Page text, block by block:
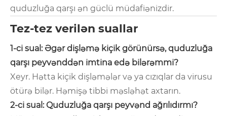
quduzluğa qarşı ən güclü müdafiənizdir.
Tez-tez verilən suallar
1-ci sual: Əgər dişləmə kiçik görünürsə, quduzluğa
qarşı peyvənddən imtina edə bilərəmmi?
Xeyr. Hətta kiçik dişləmələr və ya cızıqlar da virusu
ötürə bilər. Həmişə tibbi məsləhət axtarın.
2-ci sual: Quduzluğa qarşı peyvənd ağrılıdırmı?